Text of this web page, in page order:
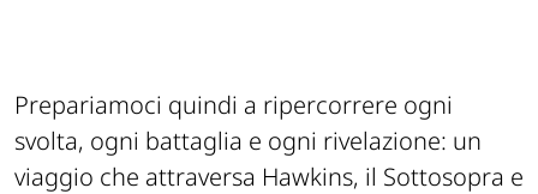
Prepariamoci quindi a ripercorrere ogni
svolta, ogni battaglia e ogni rivelazione: un
viaggio che attraversa Hawkins, il Sottosopra e